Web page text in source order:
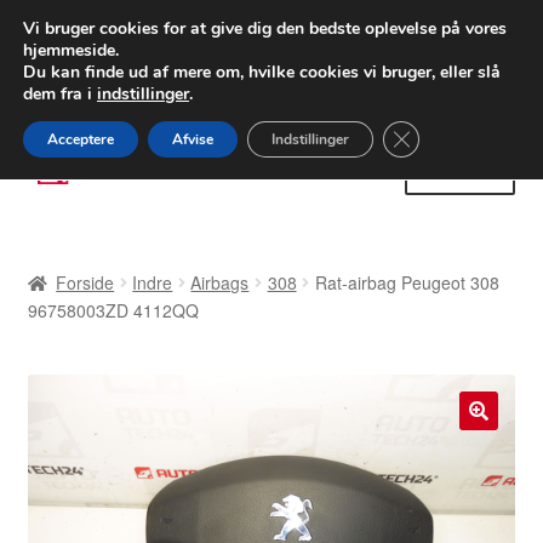
LEVERING fra 55 kr.
FEDEX verdensomspændende forsendelse
80 82 72 02
Spring
til
Spring
til
Betalinger
Klageprocedure
Forside Indre Airbags 308
Rat-airbag Peugeot 308
96758003ZD 4112QQ
Vi bruger cookies for at give dig den bedste oplevelse på vores
hjemmeside.
Du kan finde ud af mere om, hvilke cookies vi bruger, eller slå
dem fra i indstillinger.
Acceptere Afvise Indstillinger Close GDPR